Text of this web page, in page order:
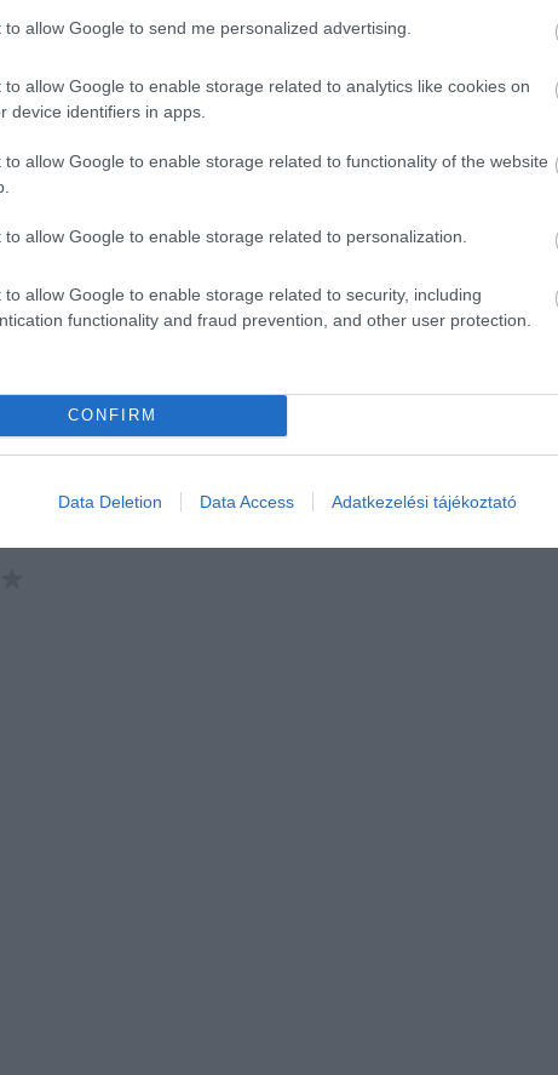
to allow Google to send me personalized advertising.
to allow Google to enable storage related to analytics like cookies on
device identifiers in apps.
to allow Google to enable storage related to functionality of the website
to allow Google to enable storage related to personalization.
to allow Google to enable storage related to security, including
functionality and fraud prevention, and other user protection.
CONFIRM
Data Deletion Data Access Adatkezelési tájékoztató